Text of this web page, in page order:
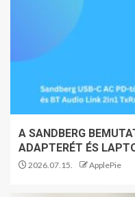
A SANDBERG
ADAPTERÉT ÉS
2026.07.15. ApplePie